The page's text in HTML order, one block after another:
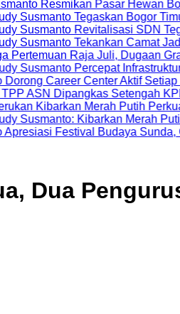
Pasar Hewan Bogor,
Tegaskan Bogor Timur
Revitalisasi SDN Tegal
Tekankan Camat Jadi
Raja Juli, Dugaan Gratifikasi
Percepat Infrastruktur untuk
Career Center Aktif Setiap Hari
Dipangkas Setengah KPK Bidik
Merah Putih Perkuat
Kibarkan Merah Putih
Festival Budaya Sunda, Guru
Dua